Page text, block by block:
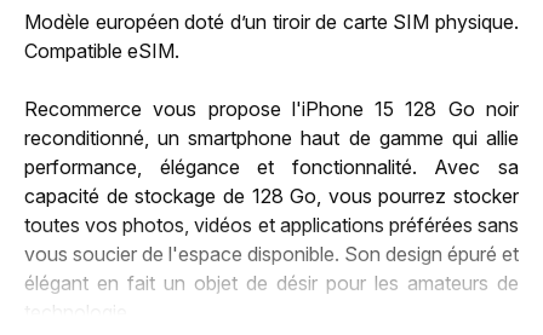
DAS membre
2,98 W/kg
DAS tête
0,98 W/kg
Date de lancement
22 sept. 2023, 00:00:00
Dimensions (LxHxP)
147,6 x 71,6 x 7,8 mm
Déblocage
Tout opérateur
Marque
Modèle européen doté d’un tiroir de carte SIM physique.
Compatible eSIM.
Recommerce vous propose l'iPhone 15 128 Go noir
reconditionné, un smartphone haut de gamme qui allie
performance, élégance et fonctionnalité. Avec sa
capacité de stockage de 128 Go, vous pourrez stocker
toutes vos photos, vidéos et applications préférées sans
vous soucier de l'espace disponible. Son design épuré et
élégant en fait un objet de désir pour les amateurs de
technologie.